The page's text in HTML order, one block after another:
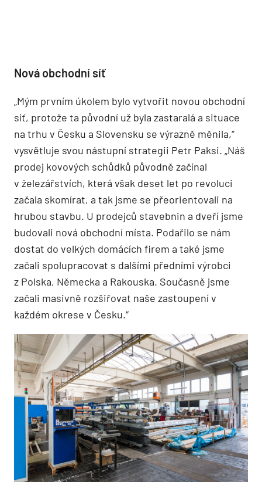
Nová obchodní síť
„Mým prvním úkolem bylo vytvořit novou obchodní
síť, protože ta původní už byla zastaralá a situace
na trhu v Česku a Slovensku se výrazně měnila,“
vysvětluje svou nástupní strategii Petr Paksi. „Náš
prodej kovových schůdků původně začínal
v železářstvích, která však deset let po revoluci
začala skomírat, a tak jsme se přeorientovali na
hrubou stavbu. U prodejců stavebnin a dveří jsme
budovali nová obchodní místa. Podařilo se nám
dostat do velkých domácích firem a také jsme
začali spolupracovat s dalšími předními výrobci
z Polska, Německa a Rakouska. Současně jsme
začali masivně rozšiřovat naše zastoupení v
každém okrese v Česku.“